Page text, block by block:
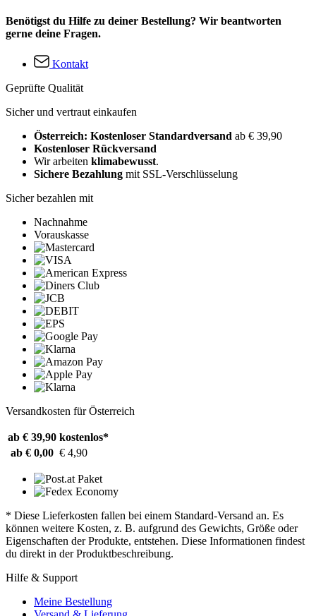
Benötigst du Hilfe zu deiner Bestellung? Wir beantworten
gerne deine Fragen.
Kontakt
Geprüfte Qualität
Sicher und vertraut einkaufen
Österreich: Kostenloser Standardversand ab € 39,90
Kostenloser Rückversand
Wir arbeiten klimabewusst.
Sichere Bezahlung mit SSL-Verschlüsselung
Sicher bezahlen mit
Nachnahme
Vorauskasse
Versandkosten für Österreich
ab € 39,90 kostenlos*
ab € 0,00 € 4,90
* Diese Lieferkosten fallen bei einem Standard-Versand an. Es
können weitere Kosten, z. B. aufgrund des Gewichts, Größe oder
Eigenschaften der Produkte, entstehen. Diese Informationen findest
du direkt in der Produktbeschreibung.
Hilfe & Support
Meine Bestellung